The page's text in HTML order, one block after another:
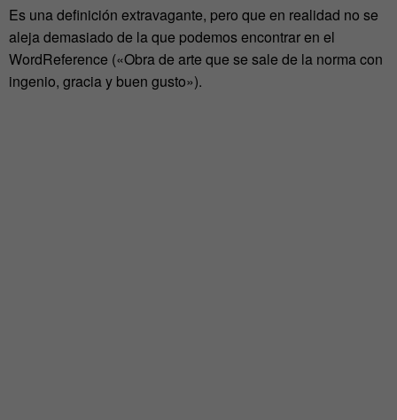
Es una definición extravagante, pero que en realidad no se
aleja demasiado de la que podemos encontrar en el
WordReference («Obra de arte que se sale de la norma con
ingenio, gracia y buen gusto»).